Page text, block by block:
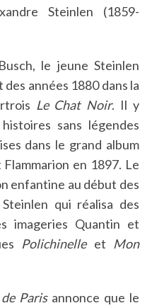
Steinlen (1859-
le jeune Steinlen
années 1880 dans la
Le Chat Noir. Il y
sans légendes
dans le grand album
en 1897. Le
enfantine au début des
qui réalisa des
imageries Quantin et
Polichinelleet Mon
de Parisannonce que le